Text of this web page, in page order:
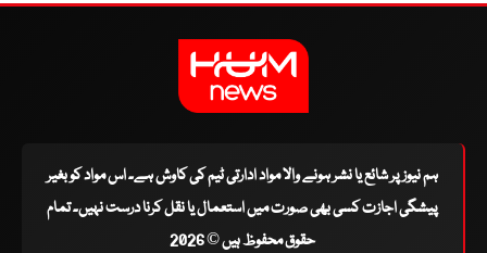
ہم نیوز پر شائع یا نشر ہونے والا مواد ادارتی ٹیم کی کاوش ہے۔ اس مواد کو بغیر
پیشگی اجازت کسی بھی صورت میں استعمال یا نقل کرنا درست نہیں۔ تمام
حقوق محفوظ ہیں © 2026